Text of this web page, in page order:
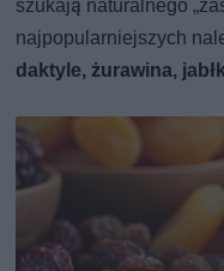
szukają naturalnego
najpopularniejszych
daktyle, żurawina,